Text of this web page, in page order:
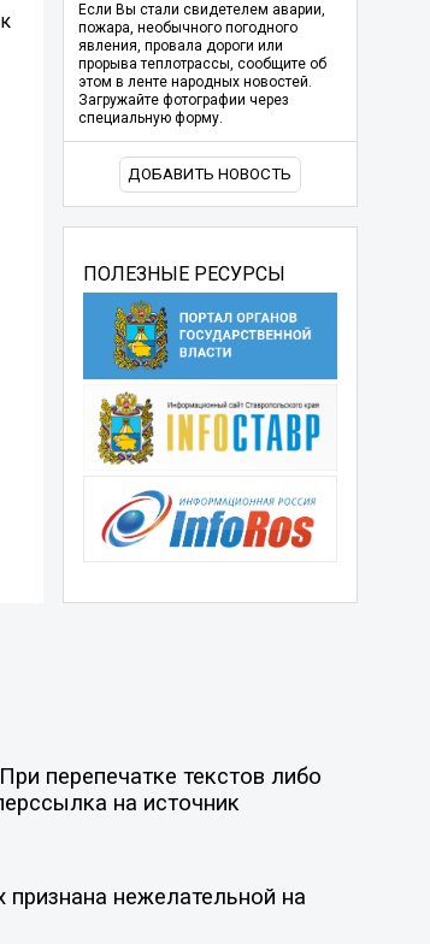
Если Вы стали свидетелем аварии,
пожара, необычного погодного
явления, провала дороги или
прорыва теплотрассы, сообщите об
этом в ленте народных новостей.
Загружайте фотографии через
специальную форму.
ДОБАВИТЬ НОВОСТЬ
ПОЛЕЗНЫЕ РЕСУРСЫ
перепечатке текстов либо
на источник
нежелательной на